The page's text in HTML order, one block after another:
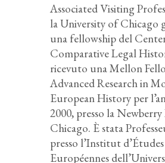
Associated Visiting
la University of Chicago
una fellowship del
Comparative Legal
ricevuto una Mellon
Advanced Research in
European History per
2000, presso la
Chicago. È stata
presso l’Institut d’Études
Européennes